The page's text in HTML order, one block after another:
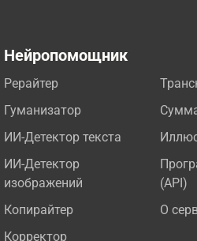
Нейропомощник
Рерайтер
Гуманизатор
ИИ-Детектор текста
ИИ-Детектор
изображений
Копирайтер
Корректор
(API)
О